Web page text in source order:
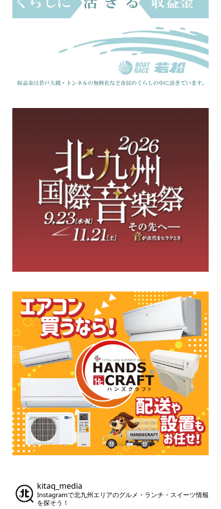
kitaq_media
Instagramで北九州エリアのグルメ・ランチ・スイーツ情報
を探そう！